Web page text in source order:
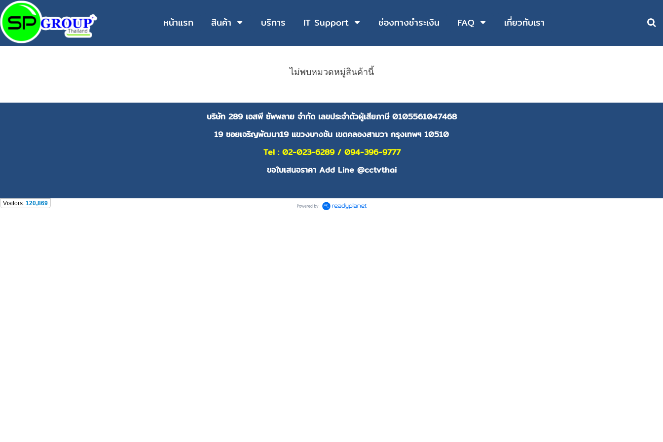
หน้าแรก สินค้า บริการ IT Support ช่องทางชำระเงิน FAQ เกี่ยวกับเรา
ไม่พบหมวดหมู่สินค้านี้
บริษัท 289 เอสพี ซัพพลาย จำกัด เลขประจำตัวผู้เสียภาษี 0105561047468
19 ซอยเจริญพัฒนา19 แขวงบางชัน เขตคลองสามวา กรุงเทพฯ 10510
Tel : 02-023-6289 / 094-396-9777
ขอใบเสนอราคา Add Line @cctvthai
Visitors: 120,869